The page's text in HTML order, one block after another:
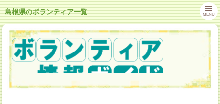
島根県のボランティア一覧 MENU